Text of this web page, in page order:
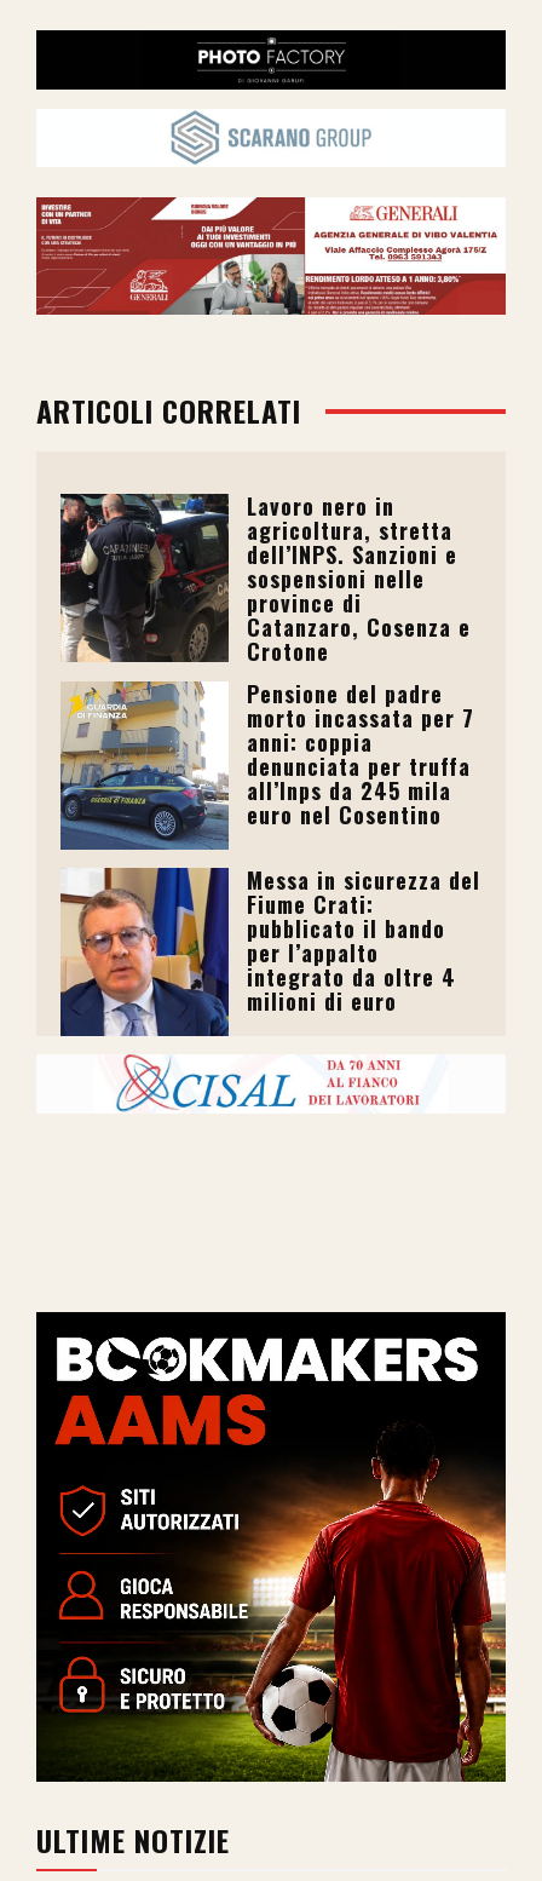
ARTICOLI CORRELATI
Lavoro nero in
agricoltura, stretta
dell’INPS. Sanzioni e
sospensioni nelle
province di
Catanzaro, Cosenza e
Crotone
Pensione del padre
morto incassata per 7
anni: coppia
denunciata per truffa
all’Inps da 245 mila
euro nel Cosentino
Messa in sicurezza del
Fiume Crati:
pubblicato il bando
per l’appalto
integrato da oltre 4
milioni di euro
ULTIME NOTIZIE